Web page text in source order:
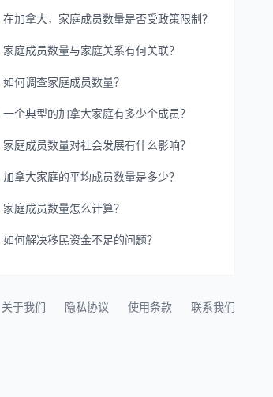
在加拿大，家庭成员数量是否受政策限制？
家庭成员数量与家庭关系有何关联？
如何调查家庭成员数量？
一个典型的加拿大家庭有多少个成员？
家庭成员数量对社会发展有什么影响？
加拿大家庭的平均成员数量是多少？
家庭成员数量怎么计算？
如何解决移民资金不足的问题？
关于我们 隐私协议 使用条款 联系我们